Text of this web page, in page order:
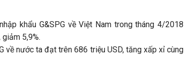
khẩu G&SPG về Việt Nam trong tháng 4/2018
5,9%.
về nước ta đạt trên 686 triệu USD, tăng xấp xỉ cùng